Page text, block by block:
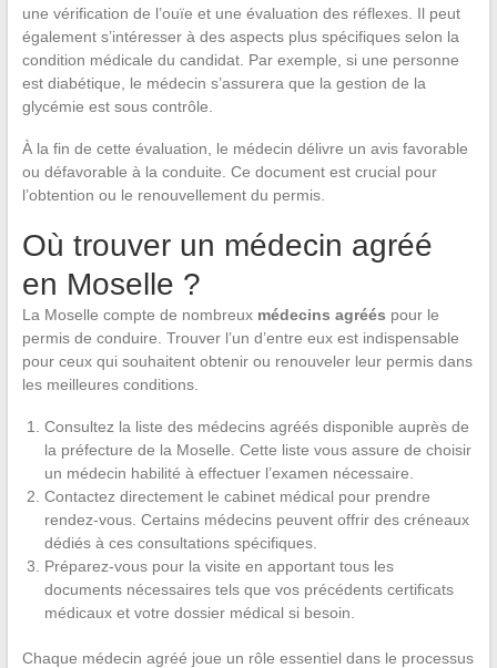
une vérification de l’ouïe et une évaluation des réflexes. Il peut
également s’intéresser à des aspects plus spécifiques selon la
condition médicale du candidat. Par exemple, si une personne
est diabétique, le médecin s’assurera que la gestion de la
glycémie est sous contrôle.
À la fin de cette évaluation, le médecin délivre un avis favorable
ou défavorable à la conduite. Ce document est crucial pour
l’obtention ou le renouvellement du permis.
Où trouver un médecin agréé
en Moselle ?
La Moselle compte de nombreux médecins agréés pour le
permis de conduire. Trouver l’un d’entre eux est indispensable
pour ceux qui souhaitent obtenir ou renouveler leur permis dans
les meilleures conditions.
Consultez la liste des médecins agréés disponible auprès de
la préfecture de la Moselle. Cette liste vous assure de choisir
un médecin habilité à effectuer l’examen nécessaire.
Contactez directement le cabinet médical pour prendre
rendez-vous. Certains médecins peuvent offrir des créneaux
dédiés à ces consultations spécifiques.
Préparez-vous pour la visite en apportant tous les
documents nécessaires tels que vos précédents certificats
médicaux et votre dossier médical si besoin.
Chaque médecin agréé joue un rôle essentiel dans le processus